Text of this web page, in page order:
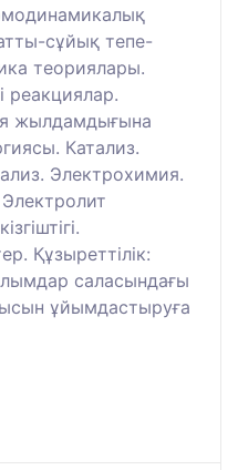
сұйық тепе-
теориялары.
реакциялар.
жылдамдығына
Катализ.
Электрохимия.
Электролит
Құзыреттілік:
саласындағы
ұйымдастыруға